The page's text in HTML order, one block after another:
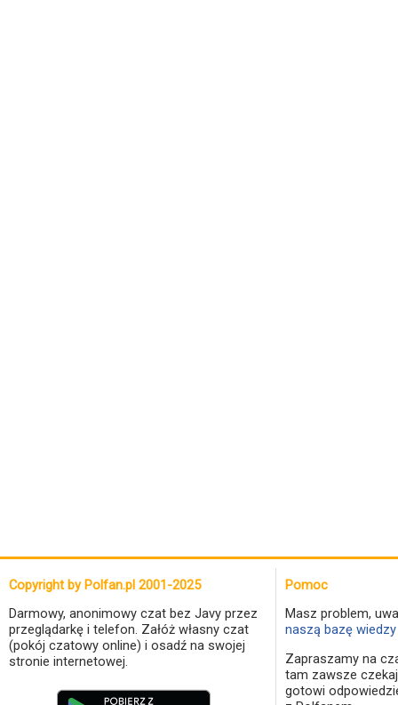
Copyright by Polfan.pl 2001-2025
Darmowy, anonimowy czat bez Javy przez
przeglądarkę i telefon. Załóż własny czat
(pokój czatowy online) i osadź na swojej
stronie internetowej.
Pomoc
Masz problem,
naszą bazę
Zapraszamy na
tam zawsze
gotowi